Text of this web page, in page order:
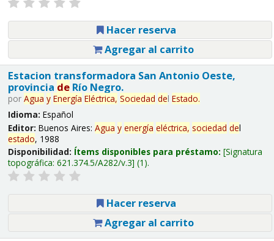
Hacer reserva
Agregar al carrito
Estacion transformadora San Antonio Oeste,
provincia deRío Negro.
por Agua y Energía Eléctrica, Sociedad del Estado.
Idioma: Español
Editor: Buenos Aires: Agua y energía eléctrica, sociedad del
estado, 1988
Disponibilidad: Ítems disponibles para préstamo: Signatura
topográfica: 621.374.5/A282/v.3 (1).
Hacer reserva
Agregar al carrito